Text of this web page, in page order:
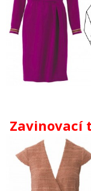
Zavinovací